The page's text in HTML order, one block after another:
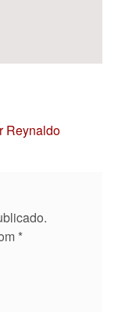
Reynaldo
*